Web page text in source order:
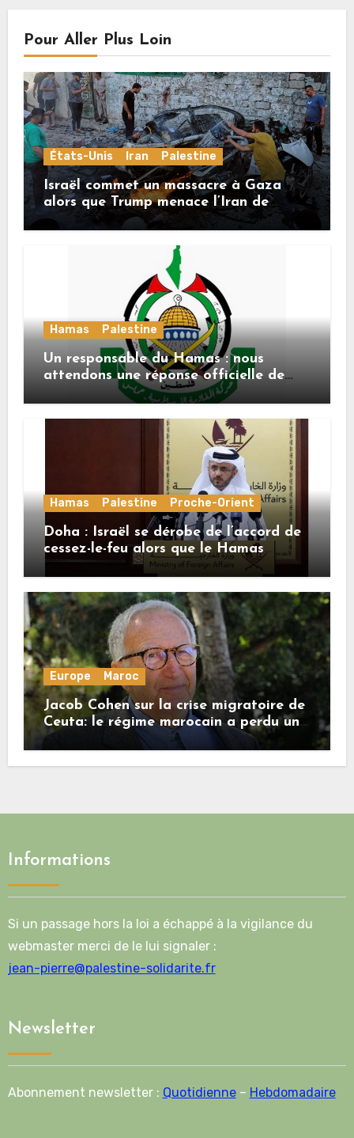
Pour Aller Plus Loin
États-Unis Iran Palestine
Israël commet un massacre à Gaza
alors que Trump menace l’Iran de
«décapitation»
Hamas Palestine
Un responsable du Hamas : nous
attendons une réponse officielle de
Mladenov concernant la feuille de
route de la deuxième phase de l’accord
Hamas Palestine Proche-Orient
Doha : Israël se dérobe de l’accord de
cessez-le-feu alors que le Hamas
honore ses engagements
Europe Maroc
Jacob Cohen sur la crise migratoire de
Ceuta: le régime marocain a perdu une
bonne part de sa crédibilité vis-à-vis
Informations
Si un passage hors la loi a échappé à la vigilance du
webmaster merci de le lui signaler :
jean-pierre@palestine-solidarite.fr
Newsletter
Abonnement newsletter : Quotidienne– Hebdomadaire